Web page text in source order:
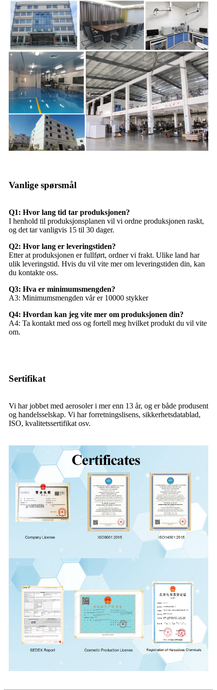
Vanlige spørsmål
Q1: Hvor lang tid tar produksjonen?
I henhold til produksjonsplanen vil vi ordne produksjonen raskt,
og det tar vanligvis 15 til 30 dager.
Q2: Hvor lang er leveringstiden?
Etter at produksjonen er fullført, ordner vi frakt. Ulike land har
ulik leveringstid. Hvis du vil vite mer om leveringstiden din, kan
du kontakte oss.
Q3: Hva er minimumsmengden?
A3: Minimumsmengden vår er 10000 stykker
Q4: Hvordan kan jeg vite mer om produksjonen din?
A4: Ta kontakt med oss ​​og fortell meg hvilket produkt du vil vite
om.
Sertifikat
Vi har jobbet med aerosoler i mer enn 13 år, og er både produsent
og handelsselskap. Vi har forretningslisens, sikkerhetsdatablad,
ISO, kvalitetssertifikat osv.